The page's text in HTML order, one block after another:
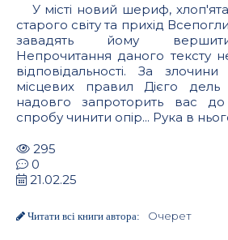
У місті новий шериф,
старого світу та прихід
завадять йому
Непрочитання даного тексту
відповідальності. За
місцевих правил Дієго дель
надовго запроторить вас
спробу чинити опір... Рука в
295
0
21.02.25
Читати всі книги автора: Очерет